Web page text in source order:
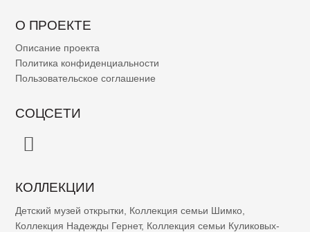
О ПРОЕКТЕ
Описание проекта
Политика конфиденциальности
Пользовательское соглашение
СОЦСЕТИ
КОЛЛЕКЦИИ
Детский музей открытки Коллекция семьи Шимко
Коллекция Надежды Гернет, Коллекция семьи Куликовых-